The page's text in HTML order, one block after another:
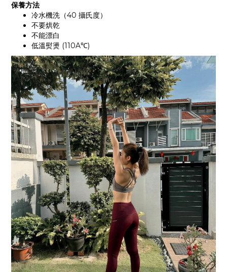
保養方法
冷水機洗（40 攝氏度）
不要烘乾
不能漂白
低溫熨燙 (110A℃)